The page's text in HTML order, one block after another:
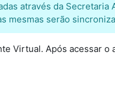
através da Secretaria
mesmas serão
Virtual. Após acessar o